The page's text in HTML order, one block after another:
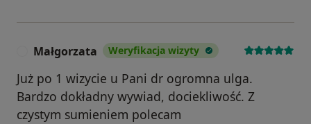
Małgorzata Weryfikacja wizyty
Już po 1 wizycie u Pani dr ogromna ulga.
Bardzo dokładny wywiad, dociekliwość. Z
czystym sumieniem polecam